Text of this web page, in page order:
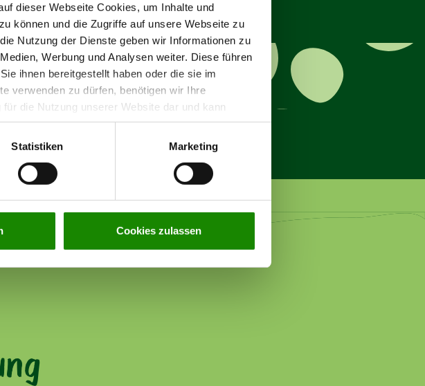
dieser Webseite Cookies, um Inhalte und
können und die Zugriffe auf unsere Webseite zu
Nutzung der Dienste geben wir Informationen zu
Werbung und Analysen weiter. Diese führen
ihnen bereitgestellt haben oder die sie im
verwenden zu dürfen, benötigen wir Ihre
die Nutzung unserer Website dar und kann
Weitere Informationen zur Verarbeitung Ihrer
Datenschutzerklärung
Statistiken Marketing
Cookies zulassen